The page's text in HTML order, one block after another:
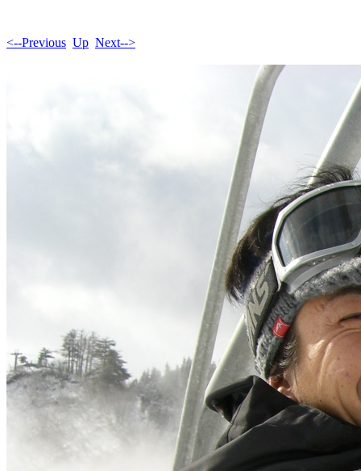
<--Previous Up Next-->